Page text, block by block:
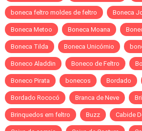
boneca feltro moldes de feltro Boneca
Boneca Metoo Boneca Moana
Boneca Tilda Boneca Unicórnio
Boneco Aladdin Boneco de Feltro
Boneco Pirata bonecos Bordado
Bordado Rococó Branca de Neve
Brinquedos em feltro Buzz Cabide